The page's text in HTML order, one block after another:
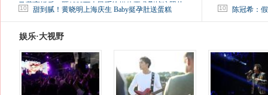
马蓉离婚后，砸1000万人民币给媒体要求删掉这照片
10 甜到腻！黄晓明上海庆生 Baby挺孕肚送蛋糕 10 陈冠希：
娱乐·大视野